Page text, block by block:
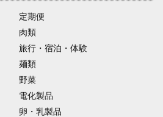
定期便
肉類
旅行・宿泊・体験
麺類
野菜
電化製品
卵・乳製品